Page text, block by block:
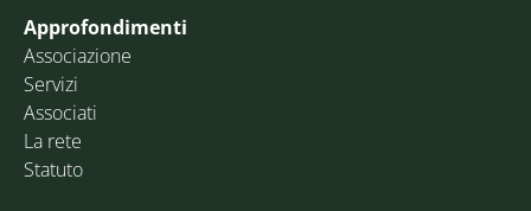
Approfondimenti
Associazione
Servizi
Associati
La rete
Statuto